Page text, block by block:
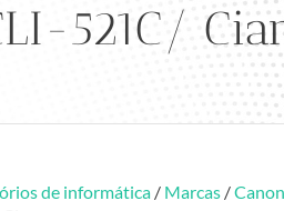
521C/
de informática / Marcas /Canon